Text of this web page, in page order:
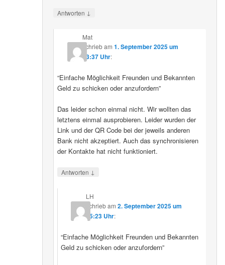
Antworten ↓
Mat
schriebam 1. September 2025 um
23:37 Uhr:
“Einfache Möglichkeit Freunden und Bekannten
Geld zu schicken oder anzufordern”
Das leider schon einmal nicht. Wir wollten das
letztens einmal ausprobieren. Leider wurden der
Link und der QR Code bei der jeweils anderen
Bank nicht akzeptiert. Auch das synchronisieren
der Kontakte hat nicht funktioniert.
Antworten ↓
LH
schriebam2. September 2025 um
15:23 Uhr:
“Einfache Möglichkeit Freunden und Bekannten
Geld zu schicken oder anzufordern”